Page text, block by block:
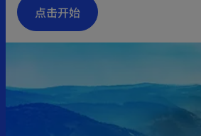
e
t
点击开始